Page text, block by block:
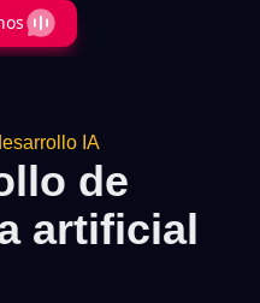
IA
de
artificial